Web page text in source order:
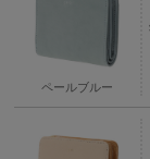
ペールブルー